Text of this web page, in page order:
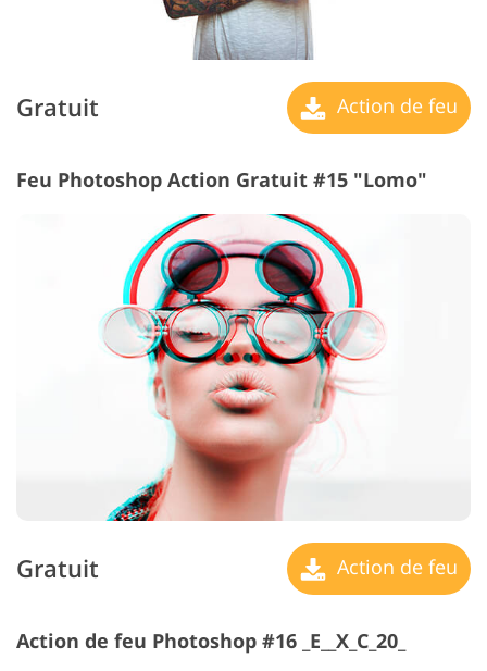
Gratuit Action de feu
Feu Photoshop Action Gratuit #15 "Lomo"
Gratuit Action de feu
Action de feu Photoshop #16 _E__X_C_20_